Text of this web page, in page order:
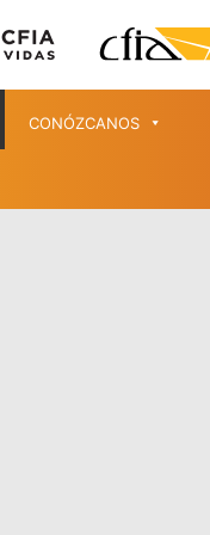
CONÓZCANOS